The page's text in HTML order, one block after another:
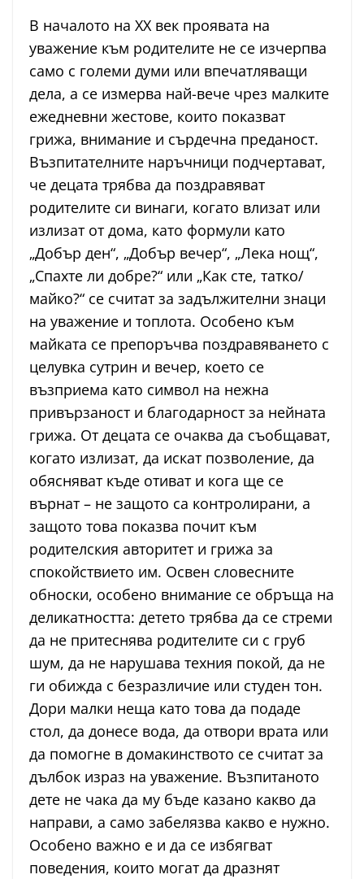
В началото на XX век проявата на
уважение към родителите не се изчерпва
само с големи думи или впечатляващи
дела, а се измерва най-вече чрез малките
ежедневни жестове, които показват
грижа, внимание и сърдечна преданост.
Възпитателните наръчници подчертават,
че децата трябва да поздравяват
родителите си винаги, когато влизат или
излизат от дома, като формули като
„Добър ден“, „Добър вечер“, „Лека нощ“,
„Спахте ли добре?“ или „Как сте, татко/
майко?“ се считат за задължителни знаци
на уважение и топлота. Особено към
майката се препоръчва поздравяването с
целувка сутрин и вечер, което се
възприема като символ на нежна
привързаност и благодарност за нейната
грижа. От децата се очаква да съобщават,
когато излизат, да искат позволение, да
обясняват къде отиват и кога ще се
върнат – не защото са контролирани, а
защото това показва почит към
родителския авторитет и грижа за
спокойствието им. Освен словесните
обноски, особено внимание се обръща на
деликатността: детето трябва да се стреми
да не притеснява родителите си с груб
шум, да не нарушава техния покой, да не
ги обижда с безразличие или студен тон.
Дори малки неща като това да подаде
стол, да донесе вода, да отвори врата или
да помогне в домакинството се считат за
дълбок израз на уважение. Възпитаното
дете не чака да му бъде казано какво да
направи, а само забелязва какво е нужно.
Особено важно е и да се избягват
поведения, които могат да дразнят